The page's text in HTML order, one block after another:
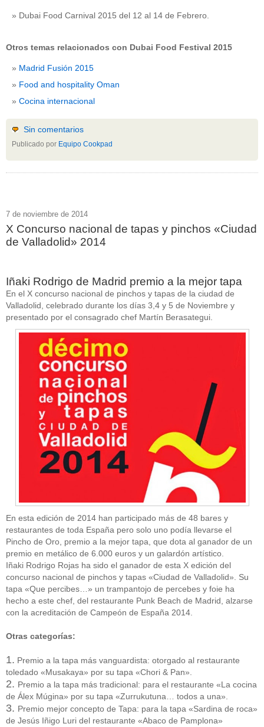
Dubai Food Carnival 2015 del 12 al 14 de Febrero.
Otros temas relacionados con Dubai Food Festival 2015
Madrid Fusión 2015
Food and hospitality Oman
Cocina internacional
Sin comentarios
Publicado por Equipo Cookpad
7 de noviembre de 2014
X Concurso nacional de tapas y pinchos «Ciudad
de Valladolid» 2014
Iñaki Rodrigo de Madrid premio a la mejor tapa
En el X concurso nacional de pinchos y tapas de la ciudad de
Valladolid, celebrado durante los días 3,4 y 5 de Noviembre y
presentado por el consagrado chef Martín Berasategui.
En esta edición de 2014 han participado más de 48 bares y
restaurantes de toda España pero solo uno podía llevarse el
Pincho de Oro, premio a la mejor tapa, que dota al ganador de un
premio en metálico de 6.000 euros y un galardón artístico.
Iñaki Rodrigo Rojas ha sido el ganador de esta X edición del
concurso nacional de pinchos y tapas «Ciudad de Valladolid». Su
tapa «Que percibes…» un trampantojo de percebes y foie ha
hecho a este chef, del restaurante Punk Beach de Madrid, alzarse
con la acreditación de Campeón de España 2014.
Otras categorías:
1. Premio a la tapa más vanguardista: otorgado al restaurante
toledado «Musakaya» por su tapa «Chori & Pan».
2. Premio a la tapa más tradicional: para el restaurante «La cocina
de Álex Múgina» por su tapa «Zurrukutuna… todos a una».
3. Premio mejor concepto de Tapa: para la tapa «Sardina de roca»
de Jesús Iñigo Luri del restaurante «Abaco de Pamplona»